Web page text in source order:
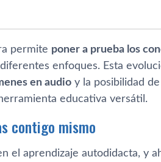
permite poner a prueba los
enfoques. Esta
en audio y la posibilidad
educativa versátil.
contigo mismo
el aprendizaje autodidacta, y